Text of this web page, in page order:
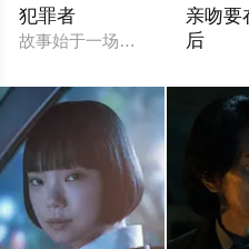
犯罪者
故事始于一场街头的无差别杀
亲吻要
后